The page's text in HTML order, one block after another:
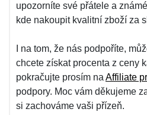
upozorníte své přátele a
kde nakoupit kvalitní zboží za
I na tom, že nás podpoříte,
chcete získat procenta z ceny
pokračujte prosím na Affiliate
podpory. Moc vám děkujeme
si zachováme vaši přízeň.